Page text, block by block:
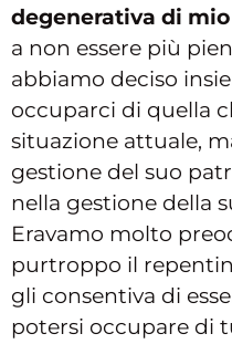
degenerativa di
a non essere più
abbiamo deciso
occuparci di quella
situazione attuale,
gestione del suo
nella gestione della
Eravamo molto
purtroppo il
gli consentiva di
potersi occupare di